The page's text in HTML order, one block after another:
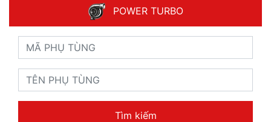
POWER TURBO
Tìm kiếm